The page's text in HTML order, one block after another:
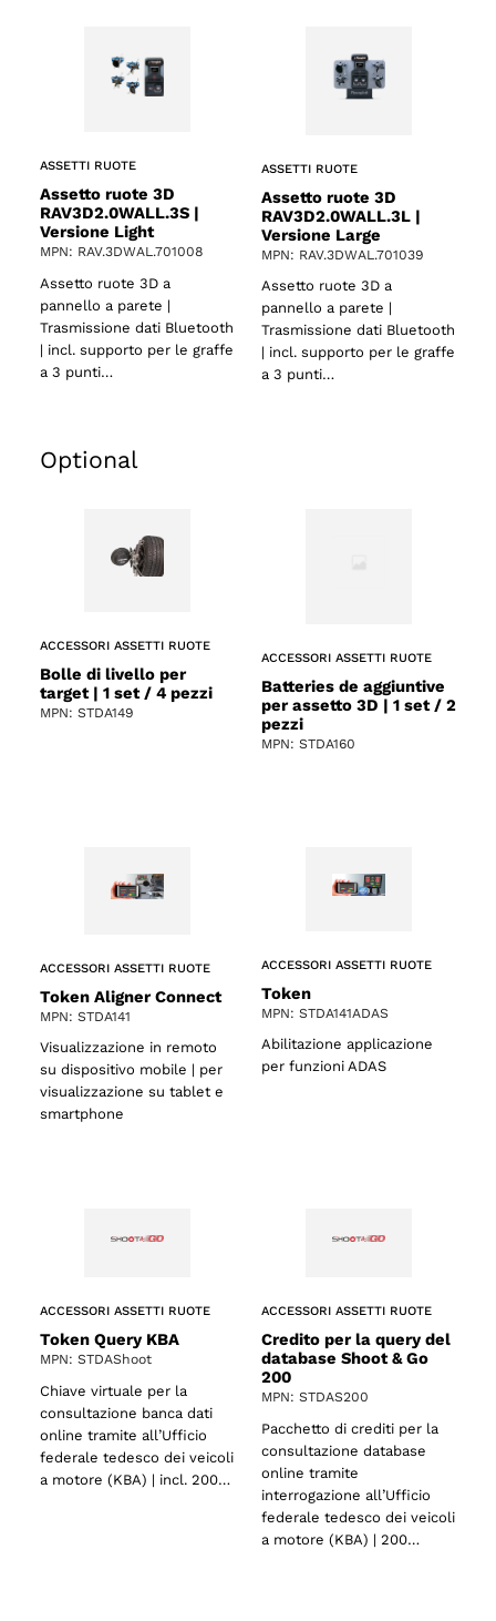
ASSETTI RUOTE
Assetto ruote 3D
RAV3D2.0WALL.3S |
Versione Light
MPN: RAV.3DWAL.701008
Assetto ruote 3D a
pannello a parete |
Trasmissione dati Bluetooth
| incl. supporto per le graffe
a 3 punti…
ASSETTI RUOTE
Assetto ruote 3D
RAV3D2.0WALL.3L |
Versione Large
MPN: RAV.3DWAL.701039
Assetto ruote 3D a
pannello a parete |
Trasmissione dati Bluetooth
| incl. supporto per le graffe
a 3 punti…
Optional
ACCESSORI ASSETTI RUOTE
Bolle di livello per
target | 1 set / 4 pezzi
MPN: STDA149
ACCESSORI ASSETTI RUOTE
Batteries de aggiuntive
per assetto 3D | 1 set / 2
pezzi
MPN: STDA160
ACCESSORI ASSETTI RUOTE
Token Aligner Connect
MPN: STDA141
Visualizzazione in remoto
su dispositivo mobile | per
visualizzazione su tablet e
smartphone
ACCESSORI ASSETTI RUOTE
Token
MPN: STDA141ADAS
Abilitazione applicazione
per funzioni ADAS
ACCESSORI ASSETTI RUOTE
Token Query KBA
MPN: STDAShoot
Chiave virtuale per la
consultazione banca dati
online tramite all’Ufficio
federale tedesco dei veicoli
a motore (KBA) | incl. 200…
ACCESSORI ASSETTI RUOTE
Credito per la query del
database Shoot & Go
200
MPN: STDAS200
Pacchetto di crediti per la
consultazione database
online tramite
interrogazione all’Ufficio
federale tedesco dei veicoli
a motore (KBA) | 200…